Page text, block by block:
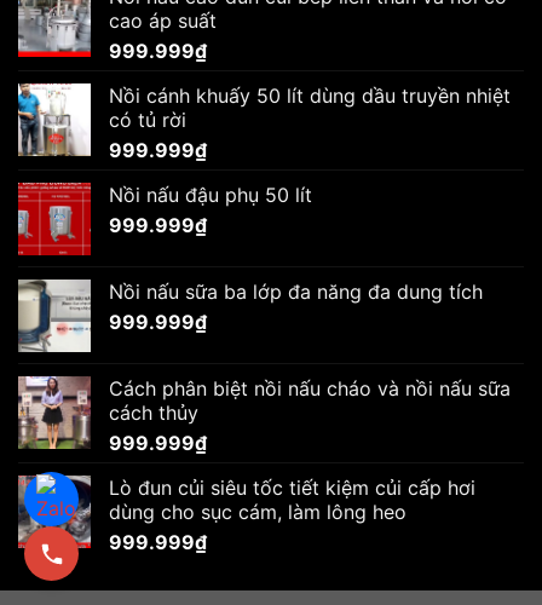
cao áp suất
999.999₫
Nồi cánh khuấy 50 lít dùng dầu truyền nhiệt
có tủ rời
999.999₫
Nồi nấu đậu phụ 50 lít
999.999₫
Nồi nấu sữa ba lớp đa năng đa dung tích
999.999₫
Cách phân biệt nồi nấu cháo và nồi nấu sữa
cách thủy
999.999₫
Lò đun củi siêu tốc tiết kiệm củi cấp hơi
dùng cho sục cám, làm lông heo
999.999₫